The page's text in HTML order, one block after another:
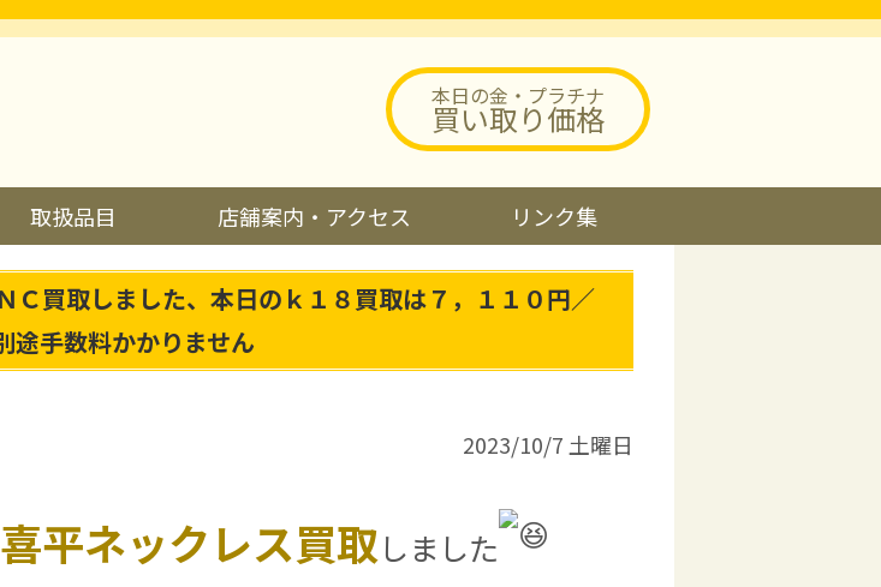
本日の金・プラチナ
買い取り価格
取扱品目 店舗案内・アクセス リンク集
Ｃ買取しました、本日のｋ１８買取は７，１１０円／
途手数料かかりません
2023/10/7 土曜日
平ネックレス買取しました